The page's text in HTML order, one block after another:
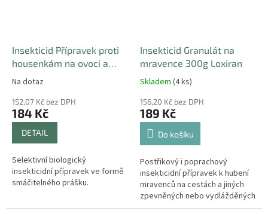
Insekticid Přípravek proti
housenkám na ovoci a
zelenině 2x10g
Na dotaz
152,07 Kč bez DPH
184 Kč
DETAIL
Selektivní biologický
insekticidní přípravek ve formě
smáčitelného prášku.
Insekticid Granulát na
mravence 300g Loxiran
Skladem (4 ks)
156,20 Kč bez DPH
189 Kč
Do košíku
Postřikový i poprachový
insekticidní přípravek k hubení
mravenců na cestách a jiných
zpevněných nebo vydlážděných
plochách, terasách apod.